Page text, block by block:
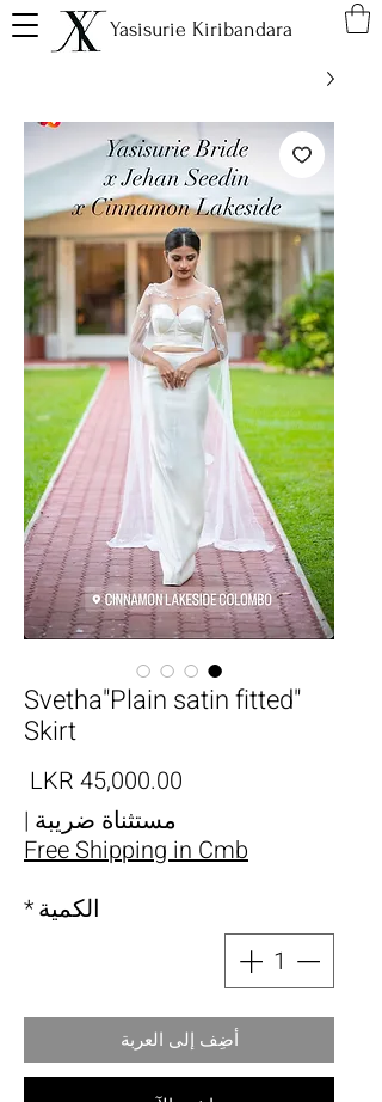
Yasisurie Kiribandara
"Svetha"Plain satin fitted
Skirt
مستثناة ضريبة |
Free Shipping in Cmb
الكمية*
أضِف إلى العربة